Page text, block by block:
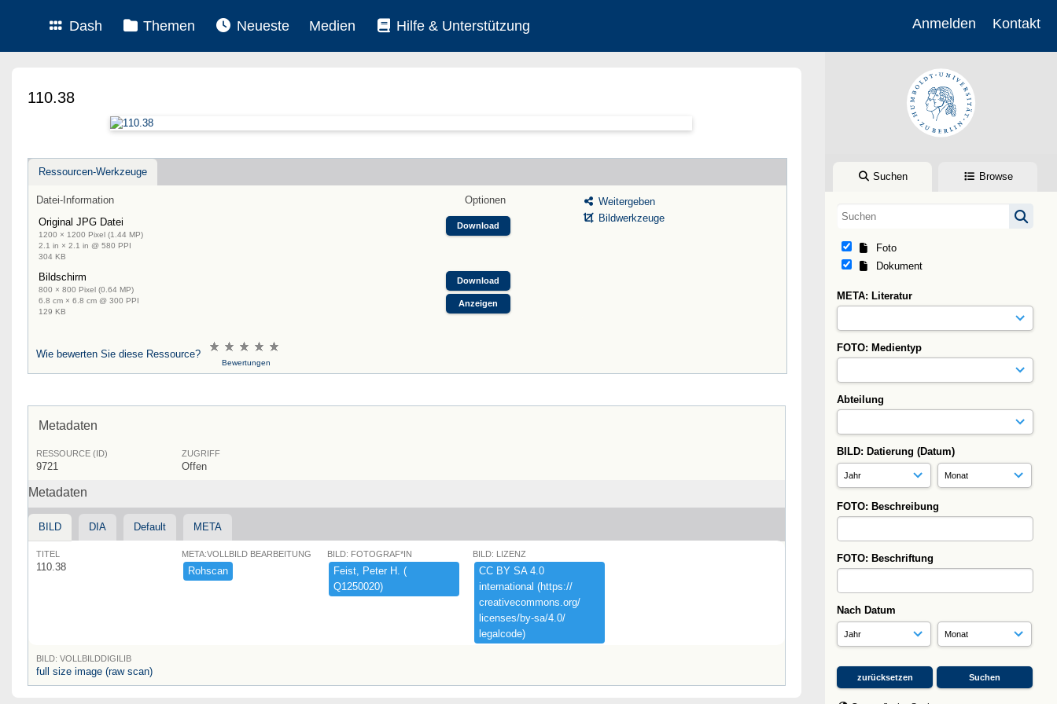
Dash Themen Neueste Medien Hilfe & Unterstützung Anmelden Kontakt
Suchen Browse
Foto
Dokument
META: Literatur
FOTO: Medientyp
Abteilung
BILD: Datierung (Datum)
FOTO: Beschreibung
FOTO: Beschriftung
Nach Datum
110.38
Ressourcen-Werkzeuge
Datei-Information
Optionen
Original JPG Datei
1200 × 1200 Pixel (1.44 MP)
2.1 in × 2.1 in @ 580 PPI
304 KB
Download
Bildschirm
800 × 800 Pixel (0.64 MP)
6.8 cm × 6.8 cm @ 300 PPI
129 KB
Download
Anzeigen
Weitergeben
Bildwerkzeuge
Wie bewerten Sie diese Ressource?
Bewertungen
Metadaten
RESSOURCE (ID)
9721
ZUGRIFF
Offen
Metadaten
BILD DIA Default META
TITEL
110.38
META:VOLLBILD BEARBEITUNG
Rohscan
BILD: FOTOGRAF*IN
Feist,​ ​Peter ​H.​ ​(​
Q1250020)​
BILD: LIZENZ
CC ​BY ​SA ​4.​0 ​
international ​(​https:​/​/​
creativecommons.​org/​
licenses/​by-​sa/​4.​0/​
legalcode)​
BILD: VOLLBILDDIGILIB
full size image (raw scan)